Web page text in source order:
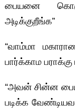
பையனை
அடிக்குறீங்க”
“வாம்மா
பார்க்காம
“அவன் சின்ன
படிக்க